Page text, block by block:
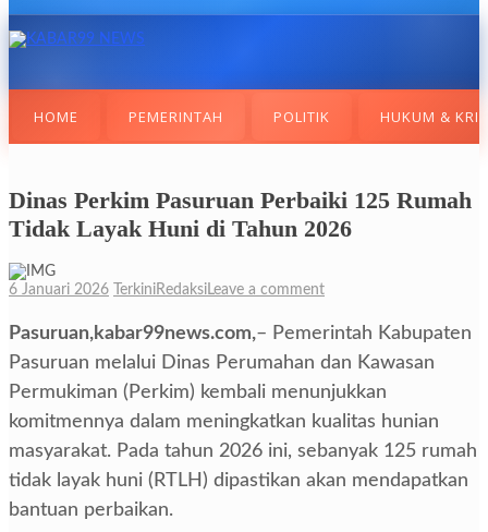
HOME PEMERINTAH POLITIK HUKUM &
Dinas Perkim Pasuruan Perbaiki 125 Rumah
Tidak Layak Huni di Tahun 2026
6 Januari 2026 TerkiniRedaksiLeave a comment
Pasuruan,kabar99news.com,– Pemerintah Kabupaten
Pasuruan melalui Dinas Perumahan dan Kawasan
Permukiman (Perkim) kembali menunjukkan
komitmennya dalam meningkatkan kualitas hunian
masyarakat. Pada tahun 2026 ini, sebanyak 125 rumah
tidak layak huni (RTLH) dipastikan akan mendapatkan
bantuan perbaikan.